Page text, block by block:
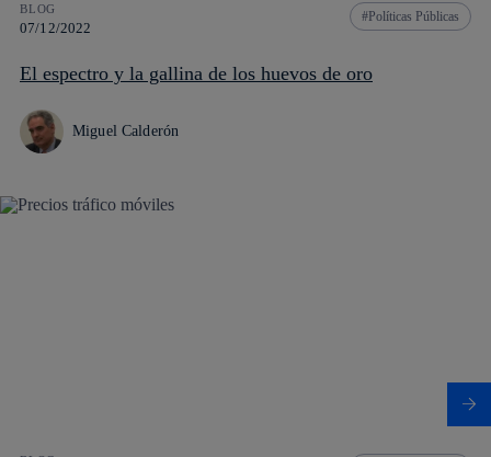
BLOG
07/12/2022
Políticas Públicas
El espectro y la gallina de los huevos de oro
Miguel Calderón